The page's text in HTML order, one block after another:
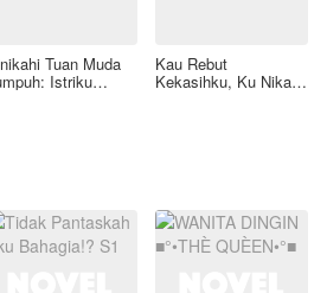
Tuan Muda
Istriku
Kau Rebut
Kekasihku, Ku Nikahi